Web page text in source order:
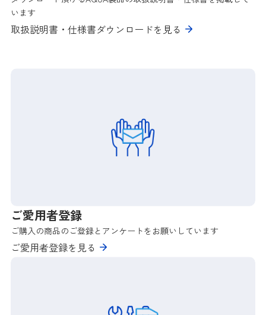
います
取扱説明書・仕様書ダウンロードを見る
ご愛用者登録
ご購入の商品のご登録とアンケートをお願いしています
ご愛用者登録を見る